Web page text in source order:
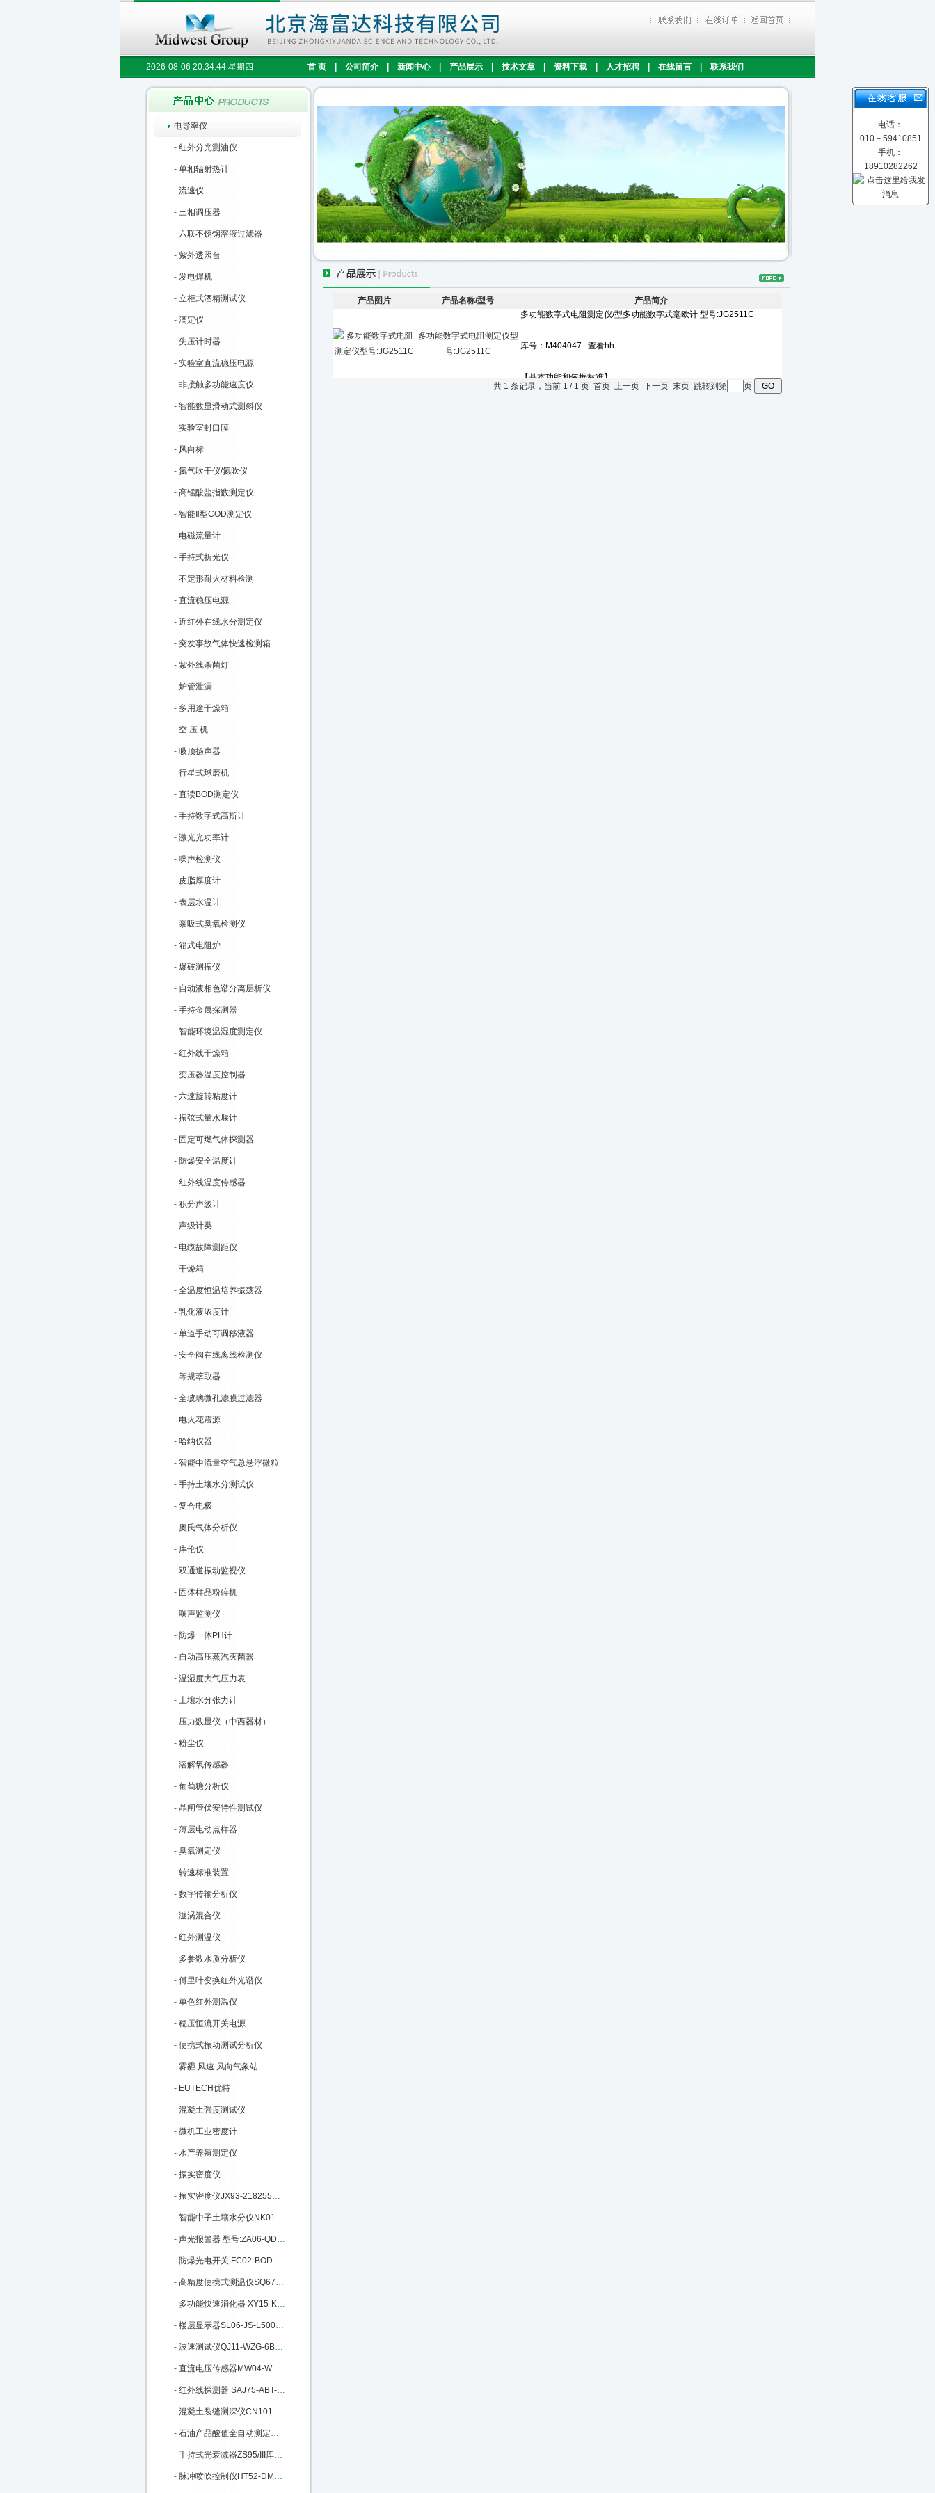
2026-08-06 20:34:44 星期四 首 页 公司简介 新闻中心 产品展示 技术文章 资料下载 人才招聘 在线留言 联系我们
电导率仪
- 红外分光测油仪
- 单相辐射热计
- 流速仪
- 三相调压器
- 六联不锈钢溶液过滤器
- 紫外透照台
- 发电焊机
- 立柜式酒精测试仪
- 滴定仪
- 失压计时器
- 实验室直流稳压电源
- 非接触多功能速度仪
- 智能数显滑动式测斜仪
- 实验室封口膜
- 风向标
- 氮气吹干仪/氮吹仪
- 高锰酸盐指数测定仪
- 智能Ⅱ型COD测定仪
- 电磁流量计
- 手持式折光仪
- 不定形耐火材料检测
- 直流稳压电源
- 近红外在线水分测定仪
- 突发事故气体快速检测箱
- 紫外线杀菌灯
- 炉管泄漏
- 多用途干燥箱
- 空 压 机
- 吸顶扬声器
- 行星式球磨机
- 直读BOD测定仪
- 手持数字式高斯计
- 激光光功率计
- 噪声检测仪
- 皮脂厚度计
- 表层水温计
- 泵吸式臭氧检测仪
- 箱式电阻炉
- 爆破测振仪
- 自动液相色谱分离层析仪
- 手持金属探测器
- 智能环境温湿度测定仪
- 红外线干燥箱
- 变压器温度控制器
- 六速旋转粘度计
- 振弦式量水堰计
- 固定可燃气体探测器
- 防爆安全温度计
- 红外线温度传感器
- 积分声级计
- 声级计类
- 电缆故障测距仪
- 干燥箱
- 全温度恒温培养振荡器
- 乳化液浓度计
- 单道手动可调移液器
- 安全阀在线离线检测仪
- 等规萃取器
- 全玻璃微孔滤膜过滤器
- 电火花震源
- 哈纳仪器
- 智能中流量空气总悬浮微粒
- 手持土壤水分测试仪
- 复合电极
- 奥氏气体分析仪
- 库伦仪
- 双通道振动监视仪
- 固体样品粉碎机
- 噪声监测仪
- 防爆一体PH计
- 自动高压蒸汽灭菌器
- 温湿度大气压力表
- 土壤水分张力计
- 压力数显仪（中西器材）
- 粉尘仪
- 溶解氧传感器
- 葡萄糖分析仪
- 晶闸管伏安特性测试仪
- 薄层电动点样器
- 臭氧测定仪
- 转速标准装置
- 数字传输分析仪
- 漩涡混合仪
- 红外测温仪
- 多参数水质分析仪
- 傅里叶变换红外光谱仪
- 单色红外测温仪
- 稳压恒流开关电源
- 便携式振动测试分析仪
- 雾霾 风速 风向气象站
- EUTECH优特
- 混凝土强度测试仪
- 微机工业密度计
- 水产养殖测定仪
- 振实密度仪
- 振实密度仪JX93-218255库号：M218255
- 智能中子土壤水分仪NK01CS830库号：M235070
- 声光报警器 型号:ZA06-QD100库号：M405860
- 防爆光电开关 FC02-BOD库号：M405850
- 高精度便携式测温仪SQ67-JM222：M22428
- 多功能快速消化器 XY15-KSXHQ库号：M207793
- 楼层显示器SL06-JS-L5000库号：M272487
- 波速测试仪QJ11-WZG-6B库号：M274310
- 直流电压传感器MW04-WBV334U01-S：M298822
- 红外线探测器 SAJ75-ABT-60库号：M313070
- 混凝土裂缝测深仪CN101-BJCS-1：M317353
- 石油产品酸值全自动测定仪M335894
- 手持式光衰减器ZS95/III库号：M346674
- 脉冲喷吹控制仪HT52-DMK-4CSA-20：M395830
产品图片 产品名称/型号 产品简介
多功能数字式电阻测定仪型
号:JG2511C
共 1 条记录，当前 1 / 1 页 首页 上一页 下一页 末页 跳转到第 页
电话：
010－59410851
手机：
18910282262